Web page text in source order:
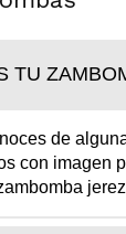
TU
de
con imagen